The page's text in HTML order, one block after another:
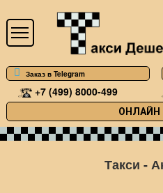
Заказ в Telegram
+7 (499) 8000-499
ОНЛАЙН
Такси -